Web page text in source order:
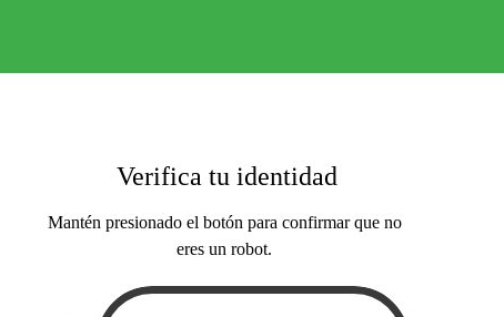
Verifica tu identidad
Mantén presionado el botón para confirmar que no
eres un robot.